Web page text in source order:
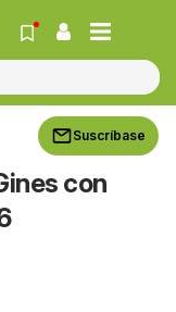
Suscríbase
con